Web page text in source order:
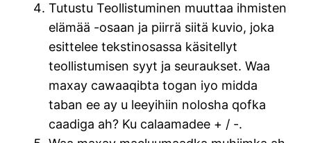
Tutustu Teollistuminen muuttaa ihmisten
elämää -osaan ja piirrä siitä kuvio, joka
esittelee tekstinosassa käsitellyt
teollistumisen syyt ja seuraukset. Waa
maxay cawaaqibta togan iyo midda
taban ee ay u leeyihiin nolosha qofka
caadiga ah? Ku calaamadee + / -.